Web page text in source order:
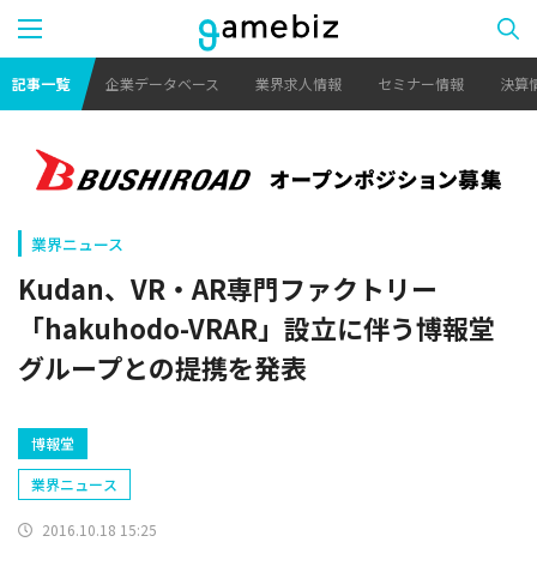
記事一覧 企業データベース 業界求人情報 セミナー情報 決算
業界ニュース
Kudan、VR・AR専門ファクトリー
「hakuhodo-VRAR」設立に伴う博報堂
グループとの提携を発表
博報堂
業界ニュース
2016.10.18 15:25